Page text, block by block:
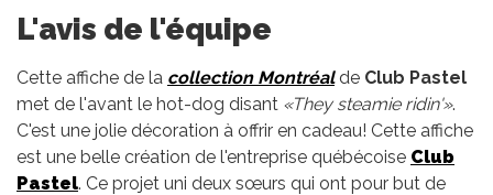
L'avis de l'équipe
Cette affiche de la collection Montréalde Club Pastel
met de l'avant le hot-dog disant «They steamie ridin'».
C'est une jolie décoration à offrir en cadeau! Cette affiche
est une belle création de l'entreprise québécoise Club
Pastel. Ce projet uni deux sœurs qui ont pour but de